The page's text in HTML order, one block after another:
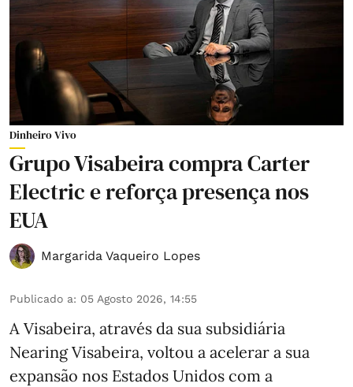
Dinheiro Vivo
Grupo Visabeira compra Carter
Electric e reforça presença nos
EUA
Margarida Vaqueiro Lopes
Publicado a: 05 Agosto 2026, 14:55
A Visabeira, através da sua subsidiária
Nearing Visabeira, voltou a acelerar a sua
expansão nos Estados Unidos com a